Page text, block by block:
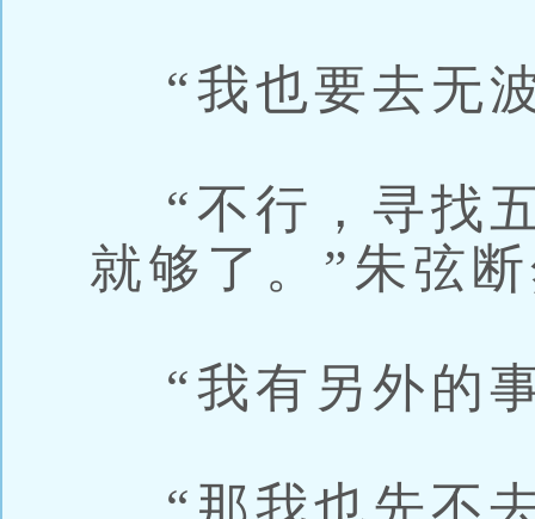
“我也要去无
“不行，寻找
就够了。”朱弦
“我有另外的
“那我也先不